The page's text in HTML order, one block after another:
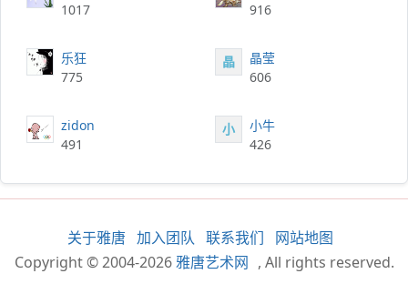
1017
916
乐狂
775
晶
晶莹
606
zidon
491
小
小牛
426
关于雅唐 加入团队 联系我们
网站地图
Copyright © 2004-2026雅唐艺术网 , All rights reserved.